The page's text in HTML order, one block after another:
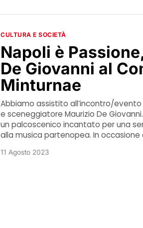
CULTURA E SOCIETÀ
Napoli è
De Giovanni al
Minturnae
Abbiamo assistito all’incontro/
e sceneggiatore Maurizio De
un palcoscenico incantato per una
alla musica partenopea. In occasione
11 Agosto 2023